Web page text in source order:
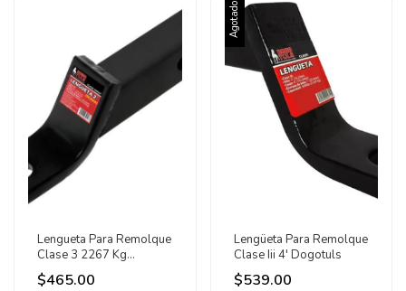
Lengueta Para Remolque
Clase 3 2267 Kg
Dogotuls
$465.00
Agotado
Lengüeta Para Remolque
Clase Iii 4' Dogotuls
$539.00